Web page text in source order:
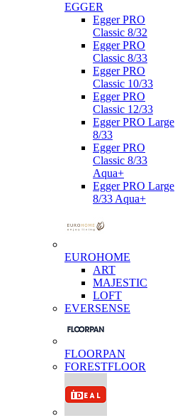
EGGER
Egger PRO
Classic 8/32
Egger PRO
Classic 8/33
Egger PRO
Classic 10/33
Egger PRO
Classic 12/33
Egger PRO Large
8/33
Egger PRO
Classic 8/33
Aqua+
Egger PRO Large
8/33 Aqua+
EUROHOME
ART
MAJESTIC
LOFT
EVERSENSE
FLOORPAN
FORESTFLOOR